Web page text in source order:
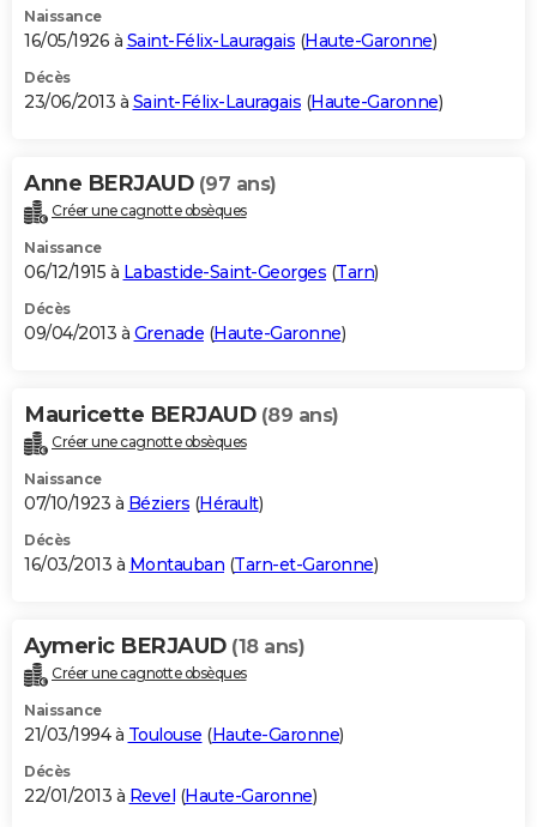
Naissance
16/05/1926 à Saint-Félix-Lauragais (Haute-Garonne)
Décès
23/06/2013 à Saint-Félix-Lauragais (Haute-Garonne)
Anne BERJAUD (97 ans)
Créer une cagnotte obsèques
Naissance
06/12/1915 à Labastide-Saint-Georges (Tarn)
Décès
09/04/2013 à Grenade (Haute-Garonne)
Mauricette BERJAUD (89 ans)
Créer une cagnotte obsèques
Naissance
07/10/1923 à Béziers (Hérault)
Décès
16/03/2013 à Montauban (Tarn-et-Garonne)
Aymeric BERJAUD (18 ans)
Créer une cagnotte obsèques
Naissance
21/03/1994 à Toulouse (Haute-Garonne)
Décès
22/01/2013 à Revel (Haute-Garonne)